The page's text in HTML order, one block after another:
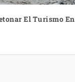
El Turismo En